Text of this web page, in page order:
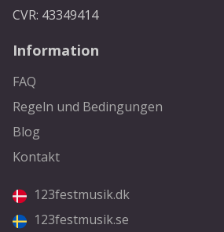
CVR: 43349414
Information
FAQ
Regeln und Bedingungen
Blog
Kontakt
123festmusik.dk
123festmusik.se